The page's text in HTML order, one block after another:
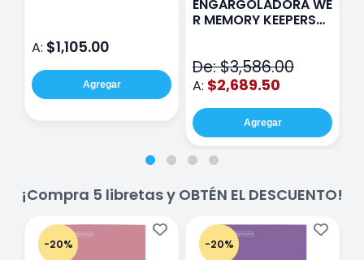
A: $1,105.00
Agregar
ENGARGOLADORA WE
R MEMORY KEEPERS
De: $3,586.00
A: $2,689.50
Agregar
¡Compra 5 libretas y OBTÉN EL DESCUENTO!
-20% -20%